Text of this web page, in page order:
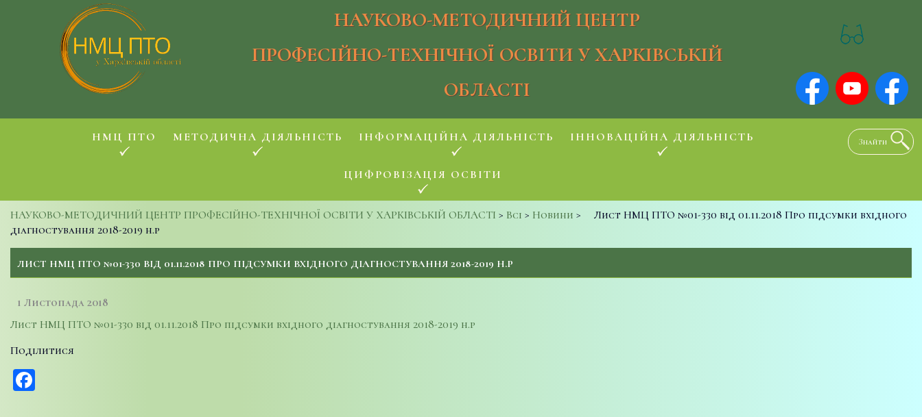
НАУКОВО-МЕТОДИЧНИЙ ЦЕНТР
ПРОФЕСІЙНО-ТЕХНІЧНОЇ ОСВІТИ У ХАРКІВСЬКІЙ
ОБЛАСТІ
НМЦ ПТО МЕТОДИЧНА ДІЯЛЬНІСТЬ ІНФОРМАЦІЙНА ДІЯЛЬНІСТЬ ІННОВАЦІЙНА ДІЯЛЬНІСТЬ
ЦИФРОВІЗАЦІЯ ОСВІТИ
НАУКОВО-МЕТОДИЧНИЙ ЦЕНТР ПРОФЕСІЙНО-ТЕХНІЧНОЇ ОСВІТИ У ХАРКІВСЬКІЙ ОБЛАСТІ > Всі > Новини >
Лист НМЦ ПТО №01-330 від 01.11.2018 Про підсумки вхідного
діагностування 2018-2019 н.р
ЛИСТ НМЦ ПТО №01-330 ВІД 01.11.2018 ПРО ПІДСУМКИ ВХІДНОГО ДІАГНОСТУВАННЯ 2018-2019 Н.Р
1 Листопада 2018
Лист НМЦ ПТО №01-330 від 01.11.2018 Про підсумки вхідного діагностування 2018-2019 н.р
Поділитися